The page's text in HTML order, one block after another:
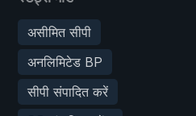
असीमित सीपी
अनलिमिटेड BP
सीपी संपादित करें